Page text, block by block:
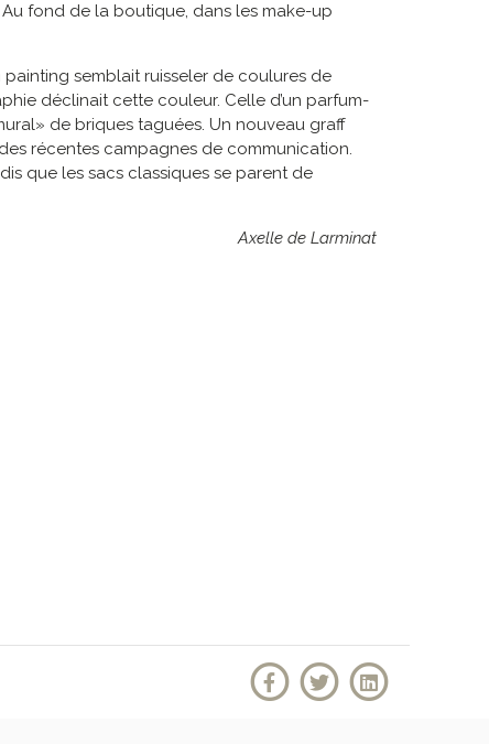
Au fond de la boutique, dans les make-up
semblait ruisseler de coulures de
déclinait cette couleur. Celle d’un parfum-
de briques taguées. Un nouveau graff
récentes campagnes de communication.
que les sacs classiques se parent de
Axelle de Larminat